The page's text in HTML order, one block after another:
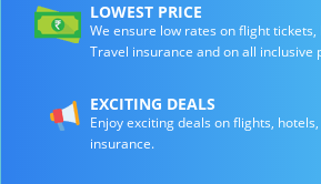
LOWEST PRICE
We ensure low rates on flight tickets,
Travel insurance and on all inclusive
EXCITING DEALS
Enjoy exciting deals on flights,
insurance.